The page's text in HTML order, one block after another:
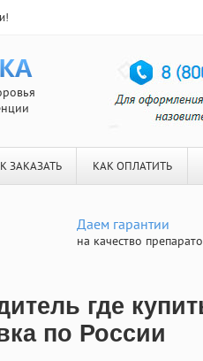
ЗАКАЗАТЬ КАК ОПЛАТИТЬ
Даем гарантии
на качество
где
по России